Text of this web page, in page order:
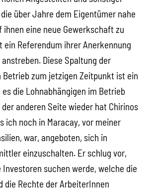
über Jahre dem Eigentümer nahe
ihnen eine neue Gewerkschaft zu
ein Referendum ihrer Anerkennung
Diese Spaltung der
zum jetzigen Zeitpunkt ist ein
es die Lohnabhängigen im Betrieb
anderen Seite wieder hat Chirinos
ich noch in Maracay, vor meiner
war, angeboten, sich in
einzuschalten. Er schlug vor,
suchen werde, welche die
die Rechte der ArbeiterInnen